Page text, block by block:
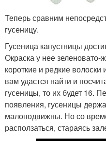
Теперь сравним
гусеницу.
Гусеница капустницы
Окраска у нее зеленовато-
короткие и редкие
вам удастся найти и
гусеницы, то их будет 16.
появления, гусеницы
малоподвижны. Но со
расползаться, стараясь